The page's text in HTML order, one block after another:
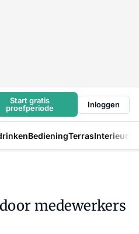
Start gratis
proefperiode
Inloggen
BedieningTerrasInterieur
medewerkers